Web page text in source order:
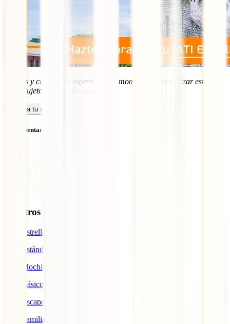
Precios y coberturas vigentes en el momento de actualizar esta
guía. Sujetos a posibles cambios.
Calcula tu seguro
Sin comentarios
Nuestros seguros
IATI Estrella
IATI Estándar
IATI Mochilero
IATI Básico
IATI Escapadas
IATI Familia